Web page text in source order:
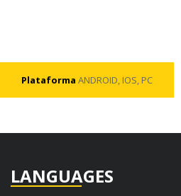
Plataforma ANDROID, IOS, PC
LANGUAGES